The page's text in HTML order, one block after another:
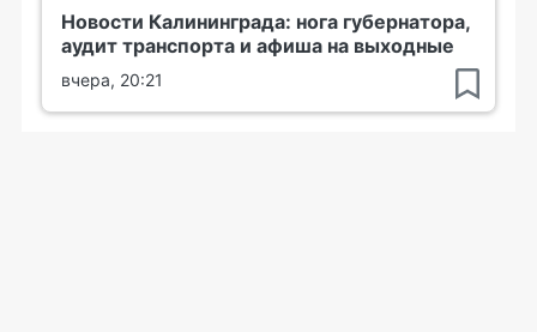
Новости Калининграда: нога губернатора,
аудит транспорта и афиша на выходные
вчера, 20:21